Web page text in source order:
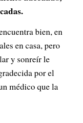
bien, en
en casa, pero
y sonreír le
por el
médico que la